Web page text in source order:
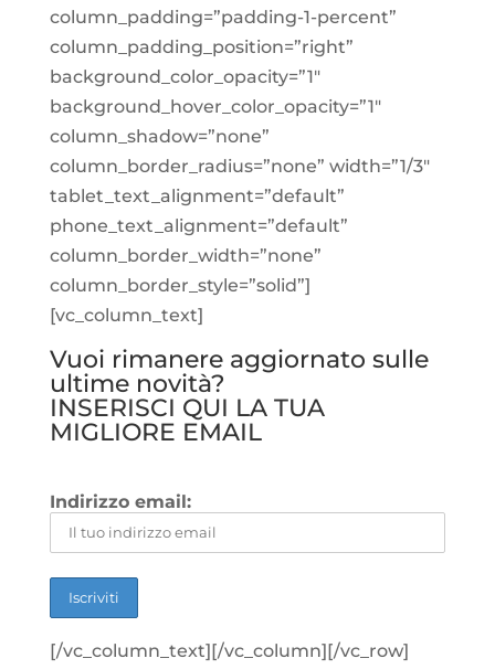
column_padding=”padding-1-percent”
column_padding_position=”right”
background_color_opacity=”1″
background_hover_color_opacity=”1″
column_shadow=”none”
column_border_radius=”none” width=”1/3″
tablet_text_alignment=”default”
phone_text_alignment=”default”
column_border_width=”none”
column_border_style=”solid”]
[vc_column_text]
Vuoi rimanere aggiornato sulle
ultime novità?
INSERISCI QUI LA TUA
MIGLIORE EMAIL
Indirizzo email:
[/vc_column_text][/vc_column][/vc_row]